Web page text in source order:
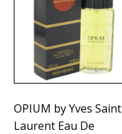
OPIUM by Yves Saint
Laurent Eau De